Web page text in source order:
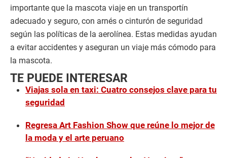
importante que la mascota viaje en un transportín
adecuado y seguro, con arnés o cinturón de seguridad
según las políticas de la aerolínea. Estas medidas ayudan
a evitar accidentes y aseguran un viaje más cómodo para
la mascota.
TE PUEDE INTERESAR
Viajas sola en taxi: Cuatro consejos clave para tu
seguridad
Regresa Art Fashion Show que reúne lo mejor de
la moda y el arte peruano